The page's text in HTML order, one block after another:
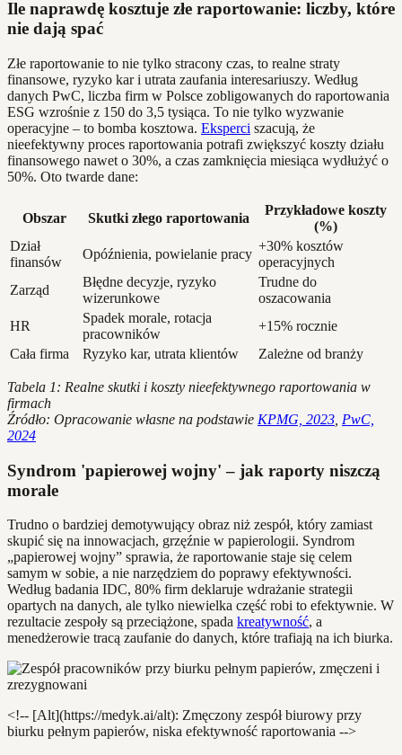
Ile naprawdę kosztuje złe raportowanie: liczby, które
nie dają spać
Złe raportowanie to nie tylko stracony czas, to realne straty
finansowe, ryzyko kar i utrata zaufania interesariuszy. Według
danych PwC, liczba firm w Polsce zobligowanych do raportowania
ESG wzrośnie z 150 do 3,5 tysiąca. To nie tylko wyzwanie
operacyjne – to bomba kosztowa. Eksperci szacują, że
nieefektywny proces raportowania potrafi zwiększyć koszty działu
finansowego nawet o 30%, a czas zamknięcia miesiąca wydłużyć o
50%. Oto twarde dane:
Obszar Skutki złego raportowania
Przykładowe koszty
(%)
Dział
finansów
Opóźnienia, powielanie pracy
+30% kosztów
operacyjnych
Zarząd
Błędne decyzje, ryzyko
wizerunkowe
Trudne do
oszacowania
HR
Spadek morale, rotacja
pracowników
+15% rocznie
Cała firma
Ryzyko kar, utrata klientów Zależne od branży
Tabela 1: Realne skutki i koszty nieefektywnego raportowania w
firmach
Źródło: Opracowanie własne na podstawie KPMG, 2023 PwC,
2024
Syndrom 'papierowej wojny' – jak raporty niszczą
morale
Trudno o bardziej demotywujący obraz niż zespół, który zamiast
skupić się na innowacjach, grzęźnie w papierologii. Syndrom
„papierowej wojny” sprawia, że raportowanie staje się celem
samym w sobie, a nie narzędziem do poprawy efektywności.
Według badania IDC, 80% firm deklaruje wdrażanie strategii
opartych na danych, ale tylko niewielka część robi to efektywnie. W
rezultacie zespoły są przeciążone, spada kreatywność, a
menedżerowie tracą zaufanie do danych, które trafiają na ich biurka.
<!-- [Alt](https://medyk.ai/alt): Zmęczony zespół biurowy przy
biurku pełnym papierów, niska efektywność raportowania -->